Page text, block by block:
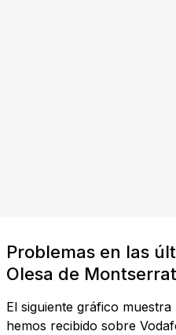
Problemas en las
Olesa de
El siguiente gráfico
hemos recibido sobre